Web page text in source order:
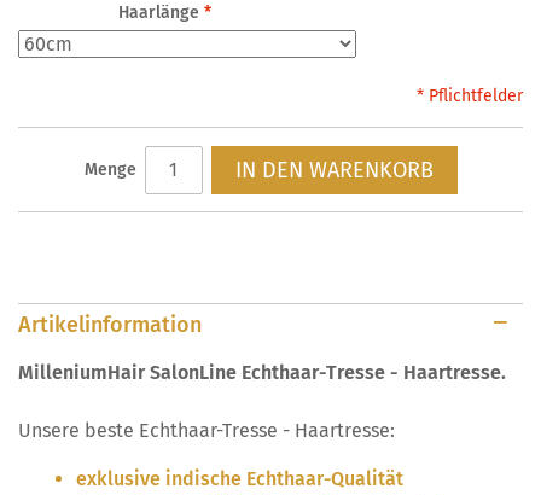
Haarlänge *
* Pflichtfelder
Menge IN DEN WARENKORB
Artikelinformation
MilleniumHair SalonLine Echthaar-Tresse - Haartresse.
Unsere beste Echthaar-Tresse - Haartresse:
exklusive indische Echthaar-Qualität